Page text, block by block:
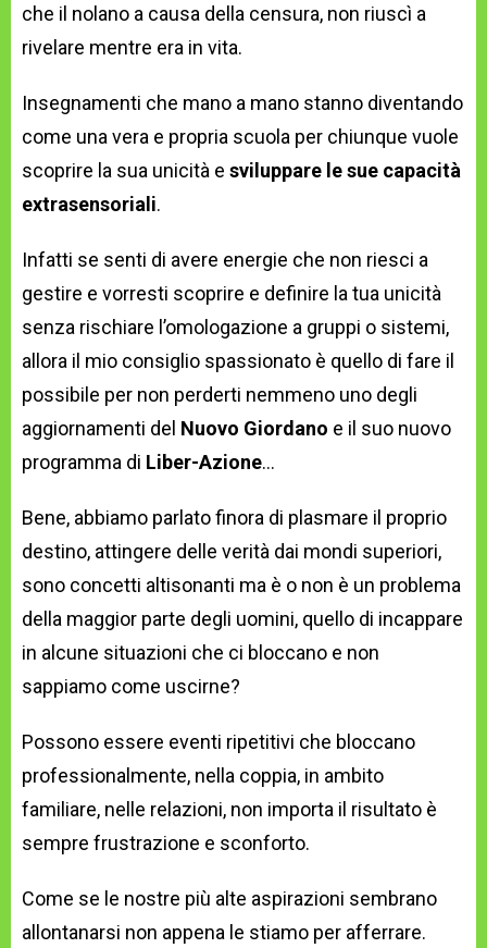
che il nolano a causa della censura, non riuscì a
rivelare mentre era in vita.
Insegnamenti che mano a mano stanno diventando
come una vera e propria scuola per chiunque vuole
scoprire la sua unicità e sviluppare le sue capacità
extrasensoriali.
Infatti se senti di avere energie che non riesci a
gestire e vorresti scoprire e definire la tua unicità
senza rischiare l’omologazione a gruppi o sistemi,
allora il mio consiglio spassionato è quello di fare il
possibile per non perderti nemmeno uno degli
aggiornamenti del Nuovo Giordano e il suo nuovo
programma di Liber-Azione…
Bene, abbiamo parlato finora di plasmare il proprio
destino, attingere delle verità dai mondi superiori,
sono concetti altisonanti ma è o non è un problema
della maggior parte degli uomini, quello di incappare
in alcune situazioni che ci bloccano e non
sappiamo come uscirne?
Possono essere eventi ripetitivi che bloccano
professionalmente, nella coppia, in ambito
familiare, nelle relazioni, non importa il risultato è
sempre frustrazione e sconforto.
Come se le nostre più alte aspirazioni sembrano
allontanarsi non appena le stiamo per afferrare.